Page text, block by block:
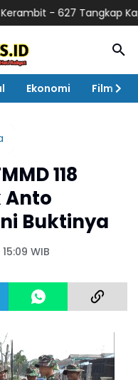
- 627 Tangkap Kapal
Ekonomi Film
118
Anto
Buktinya
WIB